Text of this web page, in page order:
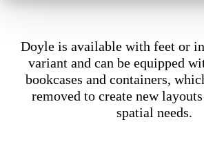
Doyle is available with feet or
variant and can be equipped
bookcases and containers,
removed to create new
spatial needs.